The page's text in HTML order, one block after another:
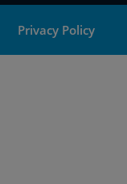
Privacy Policy